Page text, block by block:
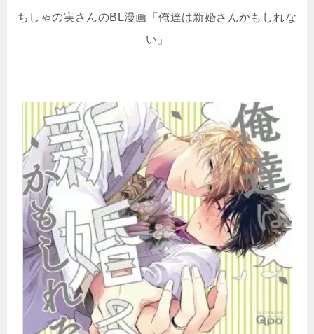
ちしゃの実さんのBL漫画「俺達は新婚さんかもしれな
い」